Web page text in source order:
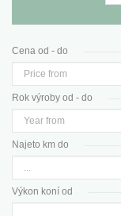
Cena od - do
Rok výroby od - do
Najeto km do
Výkon koní od